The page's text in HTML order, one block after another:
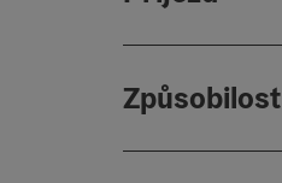
Způsobilost